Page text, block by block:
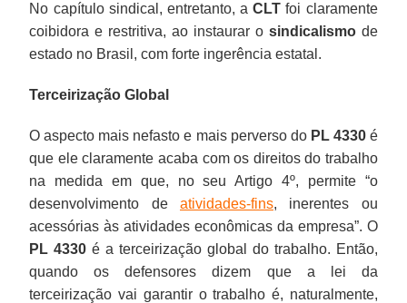
No capítulo sindical, entretanto, aCLT foi claramente
coibidora e restritiva, ao instaurar o sindicalismode
estado no Brasil, com forte ingerência estatal.
Terceirização Global
O aspecto mais nefasto e mais perverso do PL 4330é
que ele claramente acaba com os direitos do trabalho
na medida em que, no seu Artigo 4º, permite “o
desenvolvimento de atividades-fins, inerentes ou
acessórias às atividades econômicas da empresa”. O
PL 4330 é a terceirização global do trabalho. Então,
quando os defensores dizem que a lei da
terceirização vai garantir o trabalho é, naturalmente,